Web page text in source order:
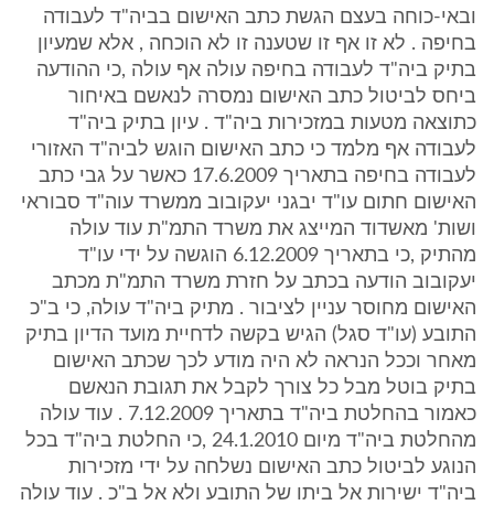
ובאי-כוחה בעצם הגשת כתב האישום בביה"ד לעבודה
בחיפה . לא זו אף זו שטענה זו לא הוכחה , אלא שמעיון
בתיק ביה"ד לעבודה בחיפה עולה אף עולה ,כי ההודעה
ביחס לביטול כתב האישום נמסרה לנאשם באיחור
כתוצאה מטעות במזכירות ביה"ד . עיון בתיק ביה"ד
לעבודה אף מלמד כי כתב האישום הוגש לביה"ד האזורי
לעבודה בחיפה בתאריך 17.6.2009 כאשר על גבי כתב
האישום חתום עו"ד יבגני יעקובוב ממשרד עוה"ד סבוראי
ושות' מאשדוד המייצג את משרד התמ"ת עוד עולה
מהתיק ,כי בתאריך 6.12.2009 הוגשה על ידי עו"ד
יעקובוב הודעה בכתב על חזרת משרד התמ"ת מכתב
האישום מחוסר עניין לציבור . מתיק ביה"ד עולה, כי ב"כ
התובע (עו"ד סגל) הגיש בקשה לדחיית מועד הדיון בתיק
מאחר וככל הנראה לא היה מודע לכך שכתב האישום
בתיק בוטל מבל כל צורך לקבל את תגובת הנאשם
כאמור בהחלטת ביה"ד בתאריך 7.12.2009 . עוד עולה
מהחלטת ביה"ד מיום 24.1.2010 ,כי החלטת ביה"ד בכל
הנוגע לביטול כתב האישום נשלחה על ידי מזכירות
ביה"ד ישירות אל ביתו של התובע ולא אל ב"כ . עוד עולה